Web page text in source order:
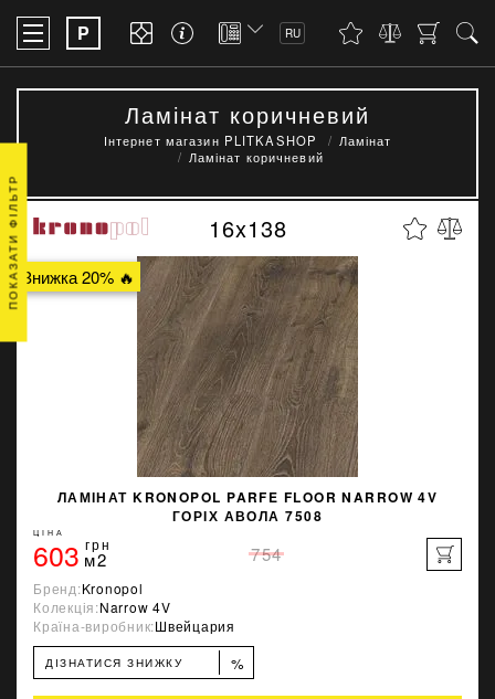
P RU
Ламінат коричневий
Інтернет магазин PLITKASHOP
Ламінат
Ламінат коричневий
Знижка 20% 🔥
16x138
ЛАМІНАТ KRONOPOL PARFE FLOOR NARROW 4V
ГОРІХ АВОЛА 7508
ЦІНА
603 грн
м2 754
Бренд:Kronopol
Колекція:Narrow 4V
Країна-виробник:Швейцария
ДІЗНАТИСЯ ЗНИЖКУ %
ПОКАЗАТИ ФІЛЬТР